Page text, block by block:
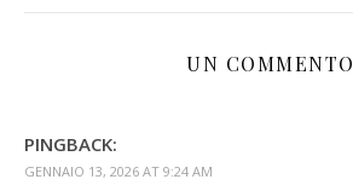
UN COMMENTO
PINGBACK:
GENNAIO 13, 2026 AT 9:24 AM